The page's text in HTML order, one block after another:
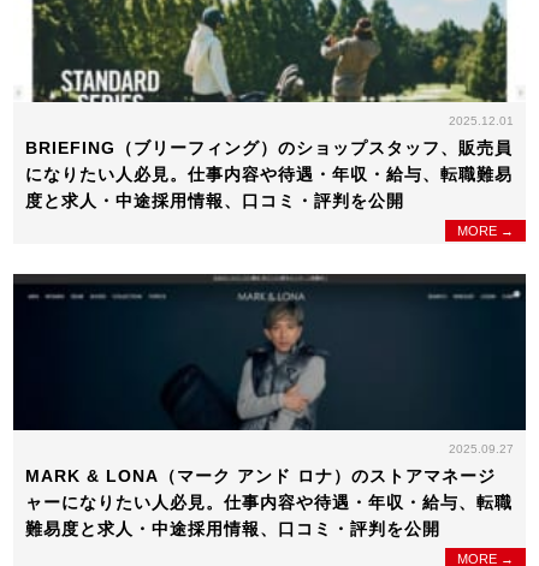
2025.12.01
BRIEFING（ブリーフィング）のショップスタッフ、販売員
になりたい人必見。仕事内容や待遇・年収・給与、転職難易
度と求人・中途採用情報、口コミ・評判を公開
MORE →
2025.09.27
MARK & LONA（マーク アンド ロナ）のストアマネージ
ャーになりたい人必見。仕事内容や待遇・年収・給与、転職
難易度と求人・中途採用情報、口コミ・評判を公開
MORE →